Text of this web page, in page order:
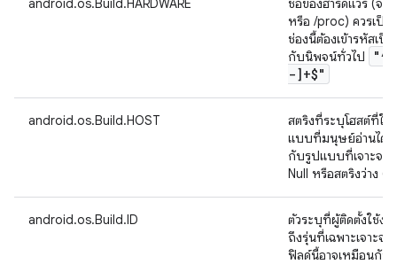
android.os.Build.HARDWARE
ชื่อของฮาร์ดแวร์ (จา
หรือ /proc) ควรเป็
ช่องนี้ต้องเข้ารหัสเป็
กับนิพจน์ทั่วไป
-]+$"
android.os.Build.HOST
สตริงที่ระบุโฮสต์ที่ใ
แบบที่มนุษย์อ่านได้
กับรูปแบบที่เจาะจง
Null หรือสตริงว่าง
android.os.Build.ID
ตัวระบุที่ผู้ติดตั้งใช้ง
ถึงรุ่นที่เฉพาะเจาะ
ฟิลด์นี้อาจเหมือนกับ